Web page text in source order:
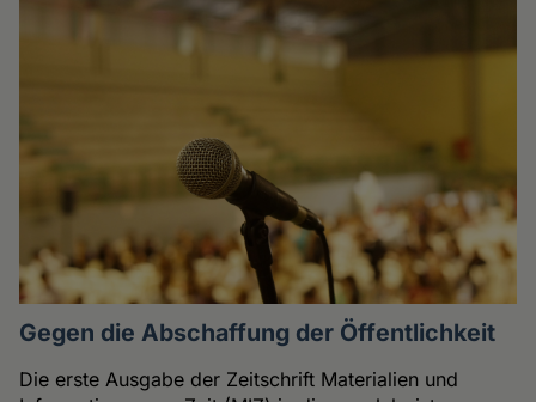
Gegen die Abschaffung der Öffentlichkeit
Die erste Ausgabe der Zeitschrift Materialien und